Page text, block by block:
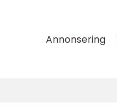
Annonsering